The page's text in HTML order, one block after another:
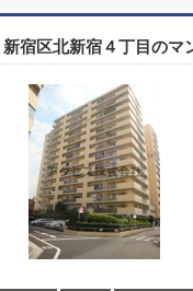
新宿区北新宿４丁目のマ